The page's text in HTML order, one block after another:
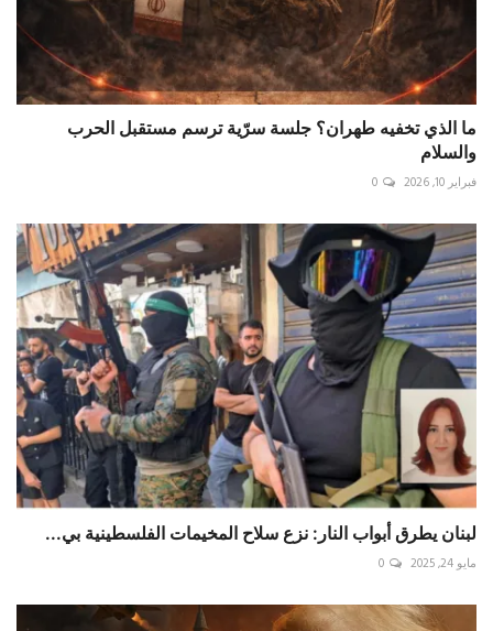
ما الذي تخفيه طهران؟ جلسة سرّية ترسم مستقبل الحرب
والسلام
فبراير 10, 2026 0
لبنان يطرق أبواب النار: نزع سلاح المخيمات الفلسطينية بي...
مايو 24, 2025 0